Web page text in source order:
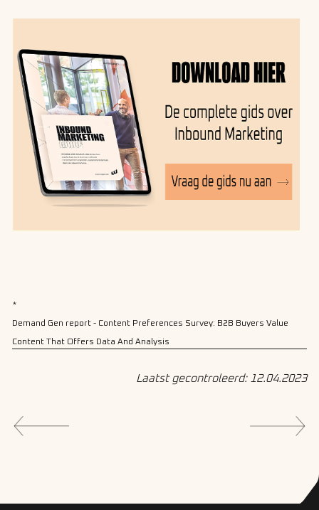
*
Demand Gen report - Content Preferences Survey: B2B Buyers Value
Content That Offers Data And Analysis
Laatst gecontroleerd: 12.04.2023